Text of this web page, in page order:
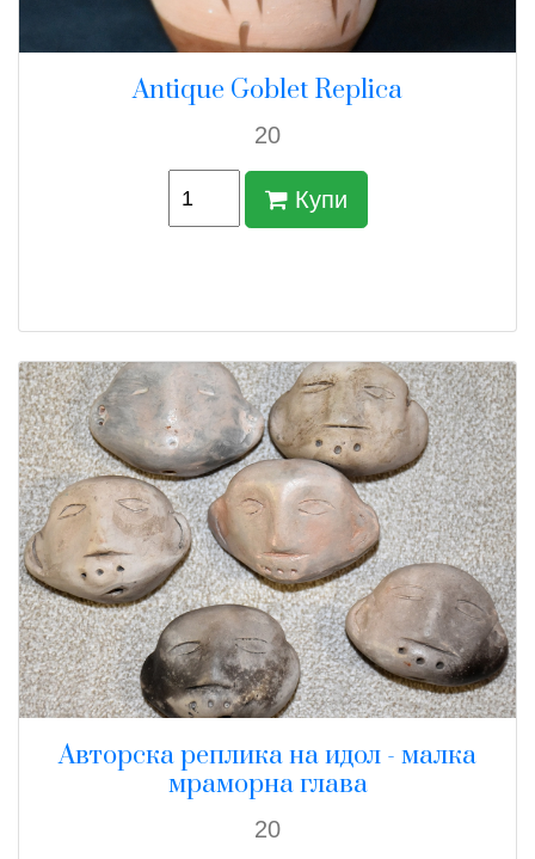
Antique Goblet Replica
20
Купи
Авторска реплика на идол - малка
мраморна глава
20